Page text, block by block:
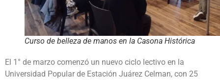
Curso de belleza de manos en la Casona Histórica
El 1° de marzo comenzó un nuevo ciclo lectivo en la
Universidad Popular de Estación Juárez Celman, con 25